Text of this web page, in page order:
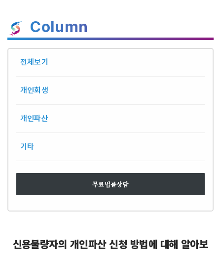
Column
전체보기
개인회생
개인파산
기타
무료법률상담
신용불량자의 개인파산 신청 방법에 대해 알아보